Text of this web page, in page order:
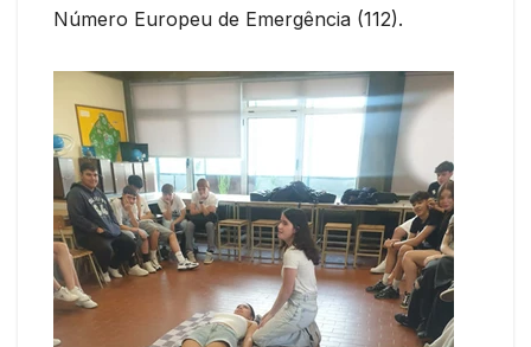
Número Europeu de Emergência (112).